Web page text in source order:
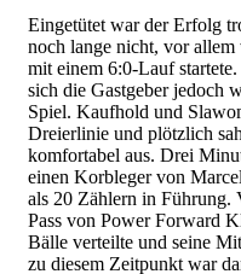
Eingetütet war der Erfolg
noch lange nicht, vor
mit einem 6:0-Lauf
sich die Gastgeber jedoch
Spiel. Kaufhold und
Dreierlinie und plötzlich
komfortabel aus. Drei
einen Korbleger von
als 20 Zählern in Führung.
Pass von Power Forward
Bälle verteilte und seine
zu diesem Zeitpunkt war